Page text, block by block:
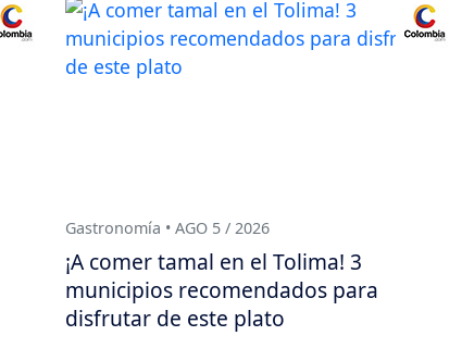
Gastronomía • AGO 5 / 2026
¡A comer tamal en el Tolima! 3
municipios recomendados para
disfrutar de este plato